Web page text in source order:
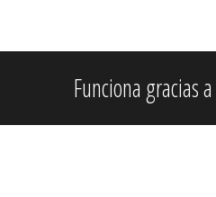
Funciona gracias a